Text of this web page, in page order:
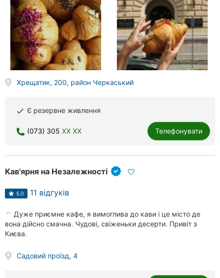
Хрещатик, 200, район Черкаський
done Є резервне живлення
(073) 305 XX XX Телефонувати
Кав'ярня на Незалежності
5.0 11 відгуків
Дуже приємне кафе, я вимоглива до кави і це місто де
вона дійсно смачна. Чудові, свіженьки десерти. Привіт з
Києва.
Садовий проїзд, 4